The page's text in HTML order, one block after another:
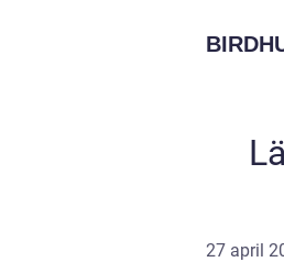
27 april